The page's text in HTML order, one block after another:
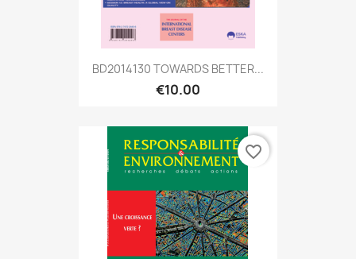
BD2014130 TOWARDS BETTER...
€10.00
favorite_border